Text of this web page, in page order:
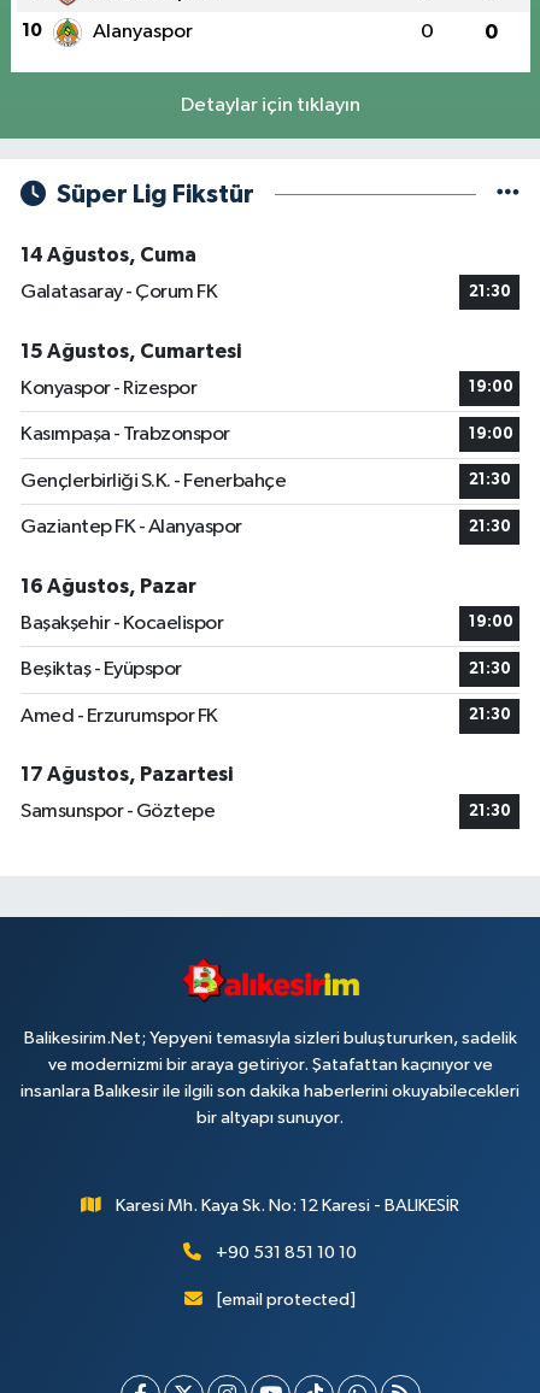
10 Alanyaspor 0 0
Detaylar için tıklayın
Süper Lig Fikstür
14 Ağustos, Cuma
Galatasaray - Çorum FK
21:30
15 Ağustos, Cumartesi
Konyaspor - Rizespor
19:00
Kasımpaşa - Trabzonspor 19:00
Gençlerbirliği S.K. - Fenerbahçe 21:30
Gaziantep FK - Alanyaspor 21:30
16 Ağustos, Pazar
Başakşehir - Kocaelispor
19:00
Beşiktaş - Eyüpspor 21:30
Amed - Erzurumspor FK 21:30
17 Ağustos, Pazartesi
Samsunspor - Göztepe
21:30
Balikesirim.Net; Yepyeni temasıyla sizleri buluştururken, sadelik
ve modernizmi bir araya getiriyor. Şatafattan kaçınıyor ve
insanlara Balıkesir ile ilgili son dakika haberlerini okuyabilecekleri
bir altyapı sunuyor.
Karesi Mh. Kaya Sk. No: 12 Karesi - BALIKESİR
+90 531 851 10 10
[email protected]